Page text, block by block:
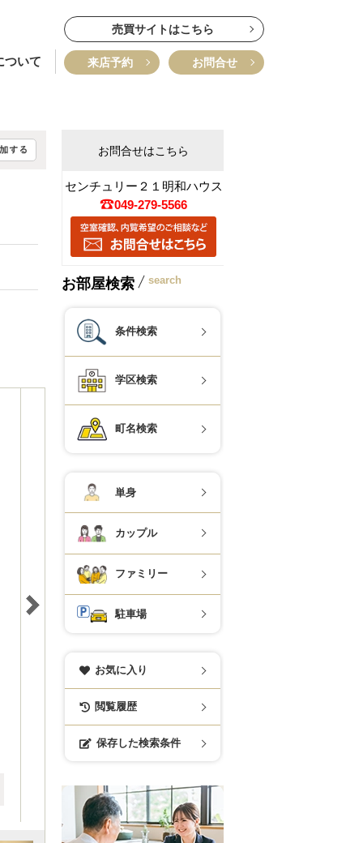
ついて
売買サイトはこちら
来店予約 お問合せ
お問合せはこちら
センチュリー２１明和ハウス
049-279-5566
お部屋検索 search
条件検索
学区検索
町名検索
単身
カップル
ファミリー
駐車場
お気に入り
閲覧履歴
保存した検索条件